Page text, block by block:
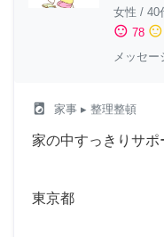
女性 / 40
sentiment_satisfied 78 sentiment_neutral
メッセ
local_laundry_service 家事 ▸ 整理整頓
家の中すっきりサポ
東京都